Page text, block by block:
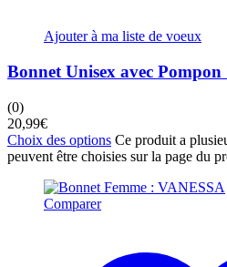
Ajouter à ma liste de voeux
Bonnet Unisex avec
(0)
20,99€
Choix des options Ce produit a
peuvent être choisies sur la page du
Comparer